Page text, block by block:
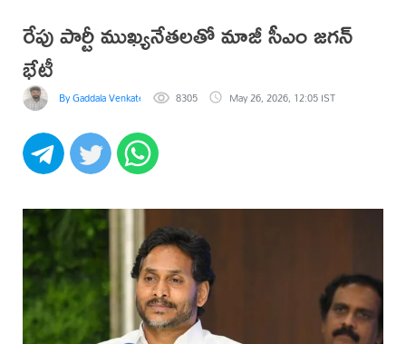
రేపు పార్టీ ముఖ్యనేతలతో మాజీ సీఎం జగన్‌
భేటీ
By Gaddala VenkateswaraRao8305 May 26, 2026, 12:05 IST